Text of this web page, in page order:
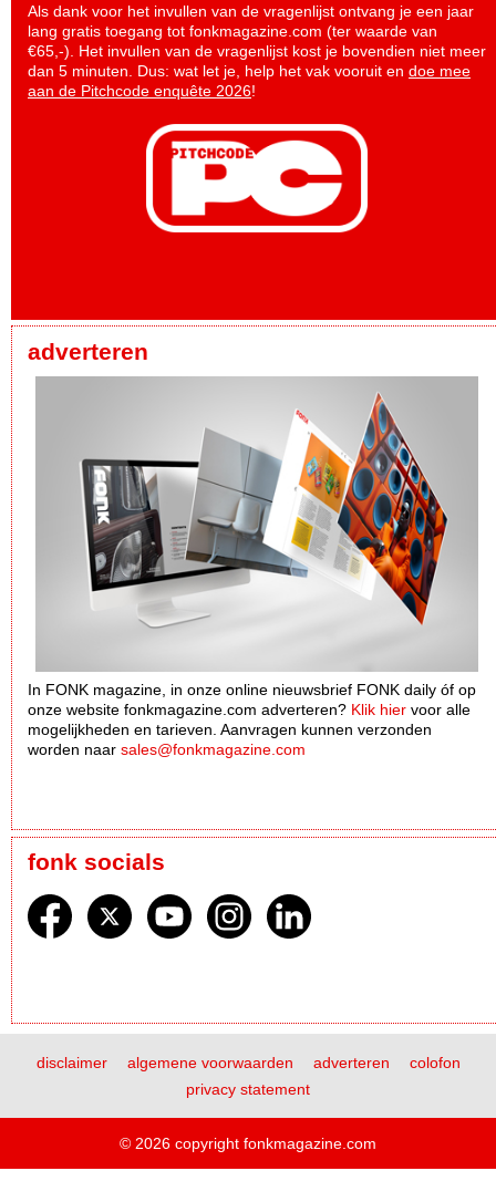
Als dank voor het invullen van de vragenlijst ontvang je een jaar
lang gratis toegang tot fonkmagazine.com (ter waarde van
€65,-). Het invullen van de vragenlijst kost je bovendien niet meer
dan 5 minuten. Dus: wat let je, help het vak vooruit en doe mee
aan de Pitchcode enquête 2026!
adverteren
In FONK magazine, in onze online nieuwsbrief FONK daily óf op
onze website fonkmagazine.com adverteren? Klik hier voor alle
mogelijkheden en tarieven. Aanvragen kunnen verzonden
worden naar sales@fonkmagazine.com
fonk socials
disclaimer algemene voorwaarden adverteren
colofon
privacy statement
© 2026 copyright fonkmagazine.com